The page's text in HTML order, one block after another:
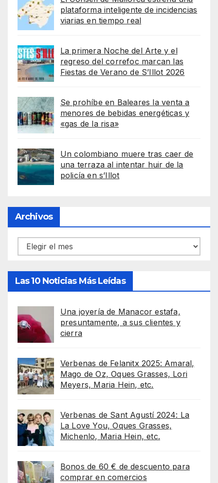
plataforma inteligente de incidencias
viarias en tiempo real
La primera Noche del Arte y el
regreso del correfoc marcan las
Fiestas de Verano de S’Illot 2026
Se prohíbe en Baleares la venta a
menores de bebidas energéticas y
«gas de la risa»
Un colombiano muere tras caer de
una terraza al intentar huir de la
policía en s’Illot
Archivos
Archivos
Las 10 Noticias Más Leídas
Una joyería de Manacor estafa,
presuntamente, a sus clientes y
cierra
Verbenas de Felanitx 2025: Amaral,
Mago de Oz, Oques Grasses, Lori
Meyers, Maria Hein, etc.
Verbenas de Sant Agustí 2024: La
La Love You, Oques Grasses,
Michenlo, Maria Hein, etc.
Bonos de 60 € de descuento para
comprar en comercios